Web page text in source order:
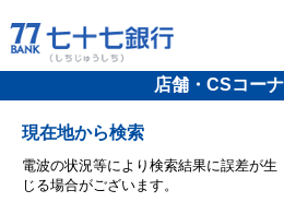
店舗・CSコー
現在地から検索
電波の状況等により検索結果に誤差が生
じる場合がございます。